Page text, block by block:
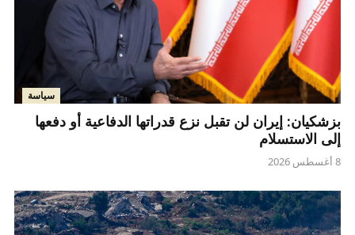
سياسة
بزشكيان: إيران لن تقبل نزع قدراتها الدفاعية أو دفعها
إلى الاستسلام
8 أغسطس 2026